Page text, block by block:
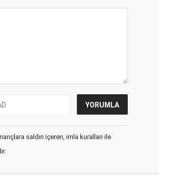
saldırı içeren, imla kuralları ile